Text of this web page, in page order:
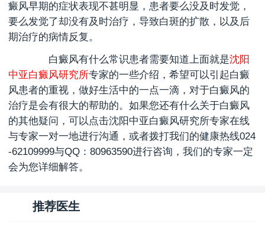
癜风早期的症状表现不甚明显，患者要么没及时发觉，
要么发觉了却没有及时治疗，导致白斑的扩散，以及后
期治疗的病情反复。
白癜风有什么常识患者需要知道上面就是沈阳
中亚白癜风研究所专家的一些介绍，希望可以引起白癜
风患者的重视，做好生活中的一点一滴，对于白癜风的
治疗是会有很大的帮助的。如果您还有什么关于白癜风
的其他疑问，可以点击沈阳中亚白癜风研究所专家在线
与专家一对一地进行沟通，或者拨打我们的健康热线024
-62109999与QQ：80963590进行咨询，我们的专家一定
会为您详细解答。
推荐医生